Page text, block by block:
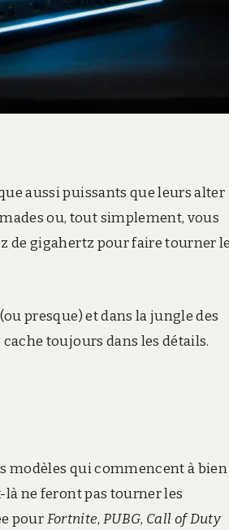
aussi puissants que leurs alter
ou, tout simplement, vous
de gigahertz pour faire tourner le
presque) et dans la jungle des
toujours dans les détails.
modèles qui commencent à bien
ne feront pas tourner les
pourFortnite, PUBG, Call of Duty